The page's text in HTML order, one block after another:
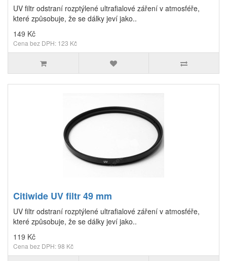
UV filtr odstraní rozptýlené ultrafialové záření v atmosféře,
které způsobuje, že se dálky jeví jako..
149 Kč
Cena bez DPH: 123 Kč
Citiwide UV filtr 49 mm
UV filtr odstraní rozptýlené ultrafialové záření v atmosféře,
které způsobuje, že se dálky jeví jako..
119 Kč
Cena bez DPH: 98 Kč